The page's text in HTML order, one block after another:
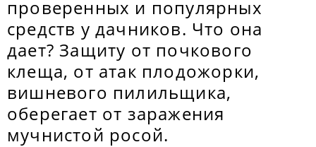
проверенных и популярных
средств у дачников. Что она
дает? Защиту от почкового
клеща, от атак плодожорки,
вишневого пилильщика,
оберегает от заражения
мучнистой росой.